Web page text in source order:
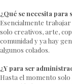
¿Qué se necesita para
Esencialmente trabajar
solo creativos, arte,
comunidad y ya hay
algunos colados.
¿Y para ser
Hasta el momento